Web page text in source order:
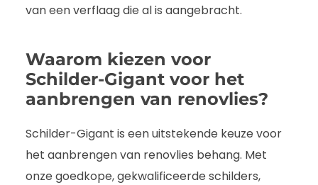
van een verflaag die al is aangebracht.
Waarom kiezen voor
Schilder-Gigant voor het
aanbrengen van renovlies?
Schilder-Gigant is een uitstekende keuze voor
het aanbrengen van renovlies behang. Met
onze goedkope, gekwalificeerde schilders,